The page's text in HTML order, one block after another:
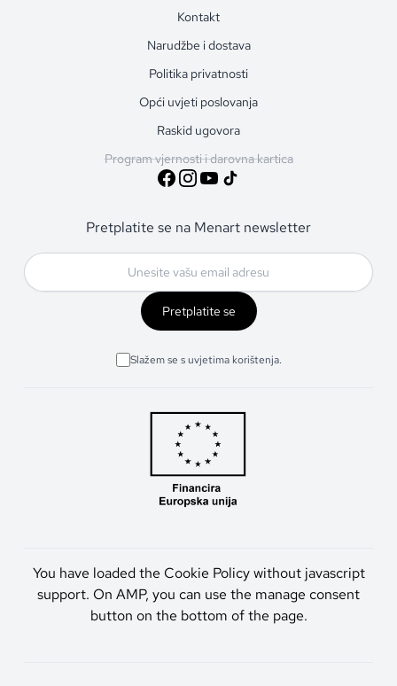
Kontakt
Narudžbe i dostava
Politika privatnosti
Opći uvjeti poslovanja
Raskid ugovora
Program vjernosti i darovna kartica
Pretplatite se na Menart newsletter
Pretplatite se
Slažem se s uvjetima korištenja.
You have loaded the Cookie Policy without javascript
support. On AMP, you can use the manage consent
button on the bottom of the page.